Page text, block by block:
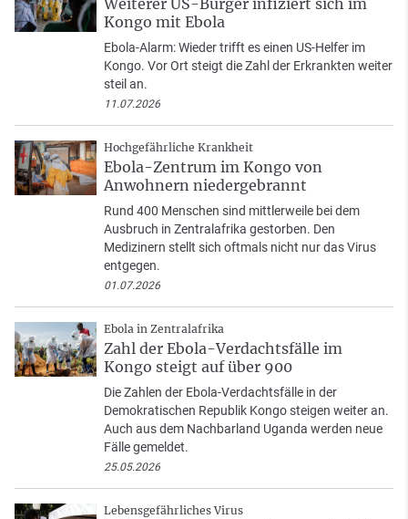
Weiterer US-Bürger infiziert sich im
Kongo mit Ebola
Ebola-Alarm: Wieder trifft es einen US-Helfer im
Kongo. Vor Ort steigt die Zahl der Erkrankten weiter
steil an.
11.07.2026
Hochgefährliche Krankheit
Ebola-Zentrum im Kongo von
Anwohnern niedergebrannt
Rund 400 Menschen sind mittlerweile bei dem
Ausbruch in Zentralafrika gestorben. Den
Medizinern stellt sich oftmals nicht nur das Virus
entgegen.
01.07.2026
Ebola in Zentralafrika
Zahl der Ebola-Verdachtsfälle im
Kongo steigt auf über 900
Die Zahlen der Ebola-Verdachtsfälle in der
Demokratischen Republik Kongo steigen weiter an.
Auch aus dem Nachbarland Uganda werden neue
Fälle gemeldet.
25.05.2026
Lebensgefährliches Virus